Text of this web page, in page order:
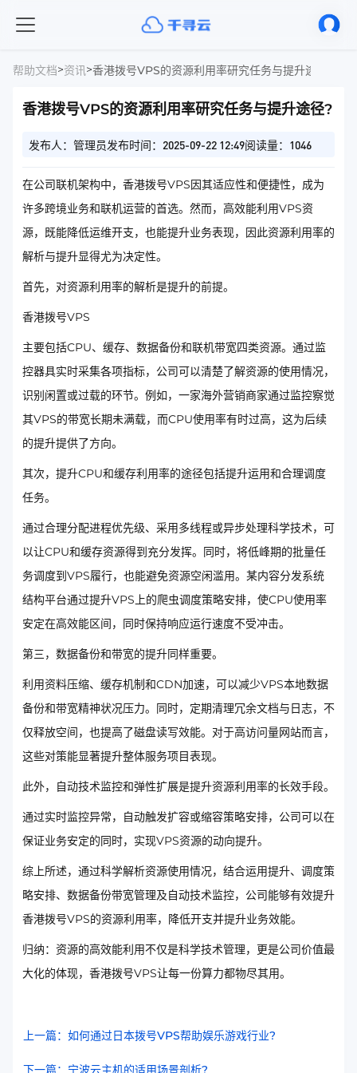
帮助文档>资讯>香港拨号VPS的资源利用率研究任务与提升途径?
香港拨号VPS的资源利用率研究任务与提升途径?
发布人：管理员发布时间：2025-09-22 12:49阅读量：1046
在公司联机架构中，香港拨号VPS因其适应性和便捷性，成为
许多跨境业务和联机运营的首选。然而，高效能利用VPS资
源，既能降低运维开支，也能提升业务表现，因此资源利用率的
解析与提升显得尤为决定性。
首先，对资源利用率的解析是提升的前提。
香港拨号VPS
主要包括CPU、缓存、数据备份和联机带宽四类资源。通过监
控器具实时采集各项指标，公司可以清楚了解资源的使用情况，
识别闲置或过载的环节。例如，一家海外营销商家通过监控察觉
其VPS的带宽长期未满载，而CPU使用率有时过高，这为后续
的提升提供了方向。
其次，提升CPU和缓存利用率的途径包括提升运用和合理调度
任务。
通过合理分配进程优先级、采用多线程或异步处理科学技术，可
以让CPU和缓存资源得到充分发挥。同时，将低峰期的批量任
务调度到VPS履行，也能避免资源空闲滥用。某内容分发系统
结构平台通过提升VPS上的爬虫调度策略安排，使CPU使用率
安定在高效能区间，同时保持响应运行速度不受冲击。
第三，数据备份和带宽的提升同样重要。
利用资料压缩、缓存机制和CDN加速，可以减少VPS本地数据
备份和带宽精神状况压力。同时，定期清理冗余文档与日志，不
仅释放空间，也提高了磁盘读写效能。对于高访问量网站而言，
这些对策能显著提升整体服务项目表现。
此外，自动技术监控和弹性扩展是提升资源利用率的长效手段。
通过实时监控异常，自动触发扩容或缩容策略安排，公司可以在
保证业务安定的同时，实现VPS资源的动向提升。
综上所述，通过科学解析资源使用情况，结合运用提升、调度策
略安排、数据备份带宽管理及自动技术监控，公司能够有效提升
香港拨号VPS的资源利用率，降低开支并提升业务效能。
归纳：资源的高效能利用不仅是科学技术管理，更是公司价值最
大化的体现，香港拨号VPS让每一份算力都物尽其用。
上一篇：如何通过日本拨号VPS帮助娱乐游戏行业?
下一篇：宁波云主机的适用场景剖析?